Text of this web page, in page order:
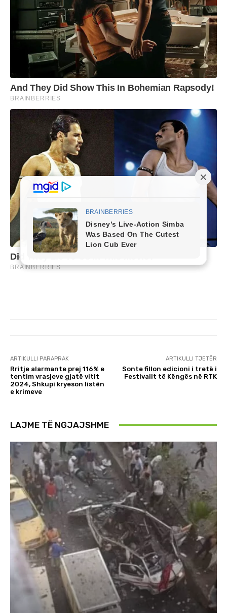
ARTIKULLI PARAPRAK
Rritje alarmante prej 116% e
tentim vrasjeve gjatë vitit
2024, Shkupi kryeson listën
e krimeve
ARTIKULLI TJETËR
Sonte fillon edicioni i tretë i
Festivalit të Këngës në RTK
LAJME TË NGJAJSHME